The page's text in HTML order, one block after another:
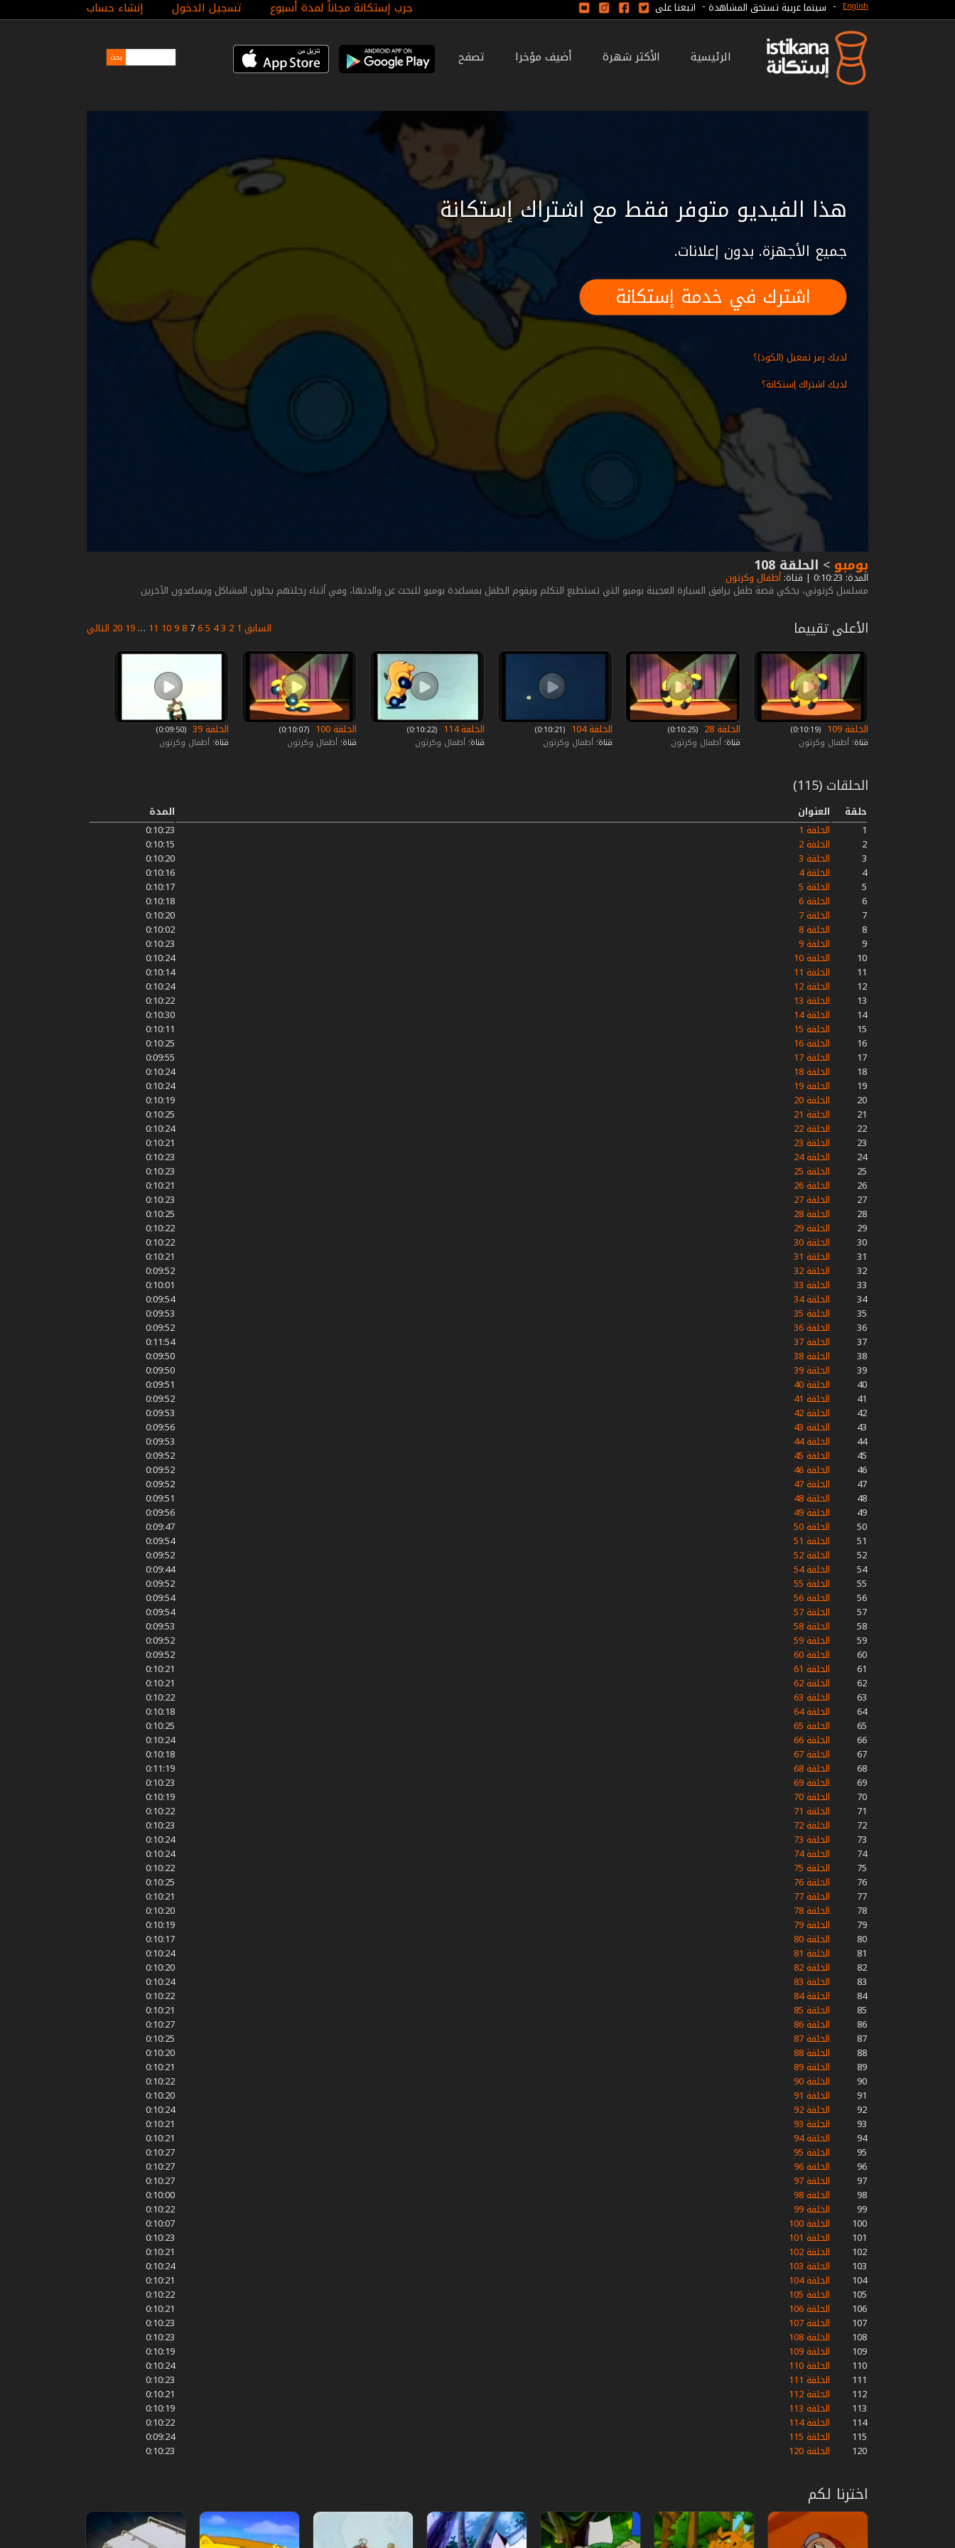
جرب إستكانة مجاناً لمدة أسبوع تسجيل الدخول إنشاء حساب English
- سينما عربية تستحق المشاهدة - اتبعنا على
الرئيسية الأكثر شهرة أضيف مؤخرا تصفح
هذا الفيديو متوفر فقط مع اشتراك إستكانة
جميع الأجهزة. بدون إعلانات.
اشترك في خدمة إستكانة
لديك رمز تفعيل (الكود)؟
لديك اشتراك إستكانة؟
بومبو > الحلقة 108
المدة: 0:10:23 | قناة: أطفال وكرتون
مسلسل كرتوني، يحكي قصة طفل يرافق السيارة العجيبة بومبو التي تستطيع التكلم ويقوم الطفل بمساعدة بومبو للبحث عن والدتها، وفي أثناء رحلتهم يحلون المشاكل ويساعدون الآخرين
السابق 1
2
3
4
5
6
7
8
9
10
11
…
19
20 التالي الأعلى تقييما
الحلقة 109
‏ (0:10:19)
قناة: أطفال وكرتون
الحلقة 28
‏ (0:10:25)
قناة: أطفال وكرتون
الحلقة 104
‏ (0:10:21)
قناة: أطفال وكرتون
الحلقة 114
‏ (0:10:22)
قناة: أطفال وكرتون
الحلقة 100
‏ (0:10:07)
قناة: أطفال وكرتون
الحلقة 39
‏ (0:09:50)
قناة: أطفال وكرتون
الحلقات (115)
حلقة العنوان
المدة
1
الحلقة 1
0:10:23
2
الحلقة 2
0:10:15
3
الحلقة 3
0:10:20
4
الحلقة 4
0:10:16
5
الحلقة 5
0:10:17
6
الحلقة 6
0:10:18
7
الحلقة 7
0:10:20
8
الحلقة 8
0:10:02
9
الحلقة 9
0:10:23
10
الحلقة 10
0:10:24
11
الحلقة 11
0:10:14
12
الحلقة 12
0:10:24
13
الحلقة 13
0:10:22
14
الحلقة 14
0:10:30
15
الحلقة 15
0:10:11
16
الحلقة 16
0:10:25
17
الحلقة 17
0:09:55
18
الحلقة 18
0:10:24
19
الحلقة 19
0:10:24
20
الحلقة 20
0:10:19
21
الحلقة 21
0:10:25
22
الحلقة 22
0:10:24
23
الحلقة 23
0:10:21
24
الحلقة 24
0:10:23
25
الحلقة 25
0:10:23
26
الحلقة 26
0:10:21
27
الحلقة 27
0:10:23
28
الحلقة 28
0:10:25
29
الحلقة 29
0:10:22
30
الحلقة 30
0:10:22
31
الحلقة 31
0:10:21
32
الحلقة 32
0:09:52
33
الحلقة 33
0:10:01
34
الحلقة 34
0:09:54
35
الحلقة 35
0:09:53
36
الحلقة 36
0:09:52
37
الحلقة 37
0:11:54
38
الحلقة 38
0:09:50
39
الحلقة 39
0:09:50
40
الحلقة 40
0:09:51
41
الحلقة 41
0:09:52
42
الحلقة 42
0:09:53
43
الحلقة 43
0:09:56
44
الحلقة 44
0:09:53
45
الحلقة 45
0:09:52
46
الحلقة 46
0:09:52
47
الحلقة 47
0:09:52
48
الحلقة 48
0:09:51
49
الحلقة 49
0:09:56
50
الحلقة 50
0:09:47
51
الحلقة 51
0:09:54
52
الحلقة 52
0:09:52
54
الحلقة 54
0:09:44
55
الحلقة 55
0:09:52
56
الحلقة 56
0:09:54
57
الحلقة 57
0:09:54
58
الحلقة 58
0:09:53
59
الحلقة 59
0:09:52
60
الحلقة 60
0:09:52
61
الحلقة 61
0:10:21
62
الحلقة 62
0:10:21
63
الحلقة 63
0:10:22
64
الحلقة 64
0:10:18
65
الحلقة 65
0:10:25
66
الحلقة 66
0:10:24
67
الحلقة 67
0:10:18
68
الحلقة 68
0:11:19
69
الحلقة 69
0:10:23
70
الحلقة 70
0:10:19
71
الحلقة 71
0:10:22
72
الحلقة 72
0:10:23
73
الحلقة 73
0:10:24
74
الحلقة 74
0:10:24
75
الحلقة 75
0:10:22
76
الحلقة 76
0:10:25
77
الحلقة 77
0:10:21
78
الحلقة 78
0:10:20
79
الحلقة 79
0:10:19
80
الحلقة 80
0:10:17
81
الحلقة 81
0:10:24
82
الحلقة 82
0:10:20
83
الحلقة 83
0:10:24
84
الحلقة 84
0:10:22
85
الحلقة 85
0:10:21
86
الحلقة 86
0:10:27
87
الحلقة 87
0:10:25
88
الحلقة 88
0:10:20
89
الحلقة 89
0:10:21
90
الحلقة 90
0:10:22
91
الحلقة 91
0:10:20
92
الحلقة 92
0:10:24
93
الحلقة 93
0:10:21
94
الحلقة 94
0:10:21
95
الحلقة 95
0:10:27
96
الحلقة 96
0:10:27
97
الحلقة 97
0:10:27
98
الحلقة 98
0:10:00
99
الحلقة 99
0:10:22
100
الحلقة 100
0:10:07
101
الحلقة 101
0:10:23
102
الحلقة 102
0:10:21
103
الحلقة 103
0:10:24
104
الحلقة 104
0:10:21
105
الحلقة 105
0:10:22
106
الحلقة 106
0:10:21
107
الحلقة 107
0:10:23
108
الحلقة 108
0:10:23
109
الحلقة 109
0:10:19
110
الحلقة 110
0:10:24
111
الحلقة 111
0:10:23
112
الحلقة 112
0:10:21
113
الحلقة 113
0:10:19
114
الحلقة 114
0:10:22
115
الحلقة 115
0:09:24
120
الحلقة 120 0:10:23
اخترنا لكم